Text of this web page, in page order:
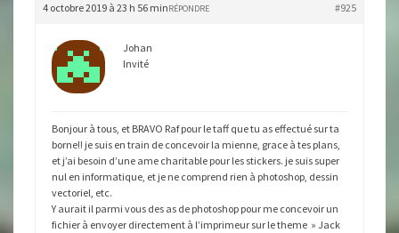
4 octobre 2019 à 23 h 56 min #925
RÉPONDRE
Johan
Invité
Bonjour à tous, et BRAVO Raf pour le taff que tu as effectué sur ta
borne!! je suis en train de concevoir la mienne, grace à tes plans,
et j’ai besoin d’une ame charitable pour les stickers. je suis super
nul en informatique, et je ne comprend rien à photoshop, dessin
vectoriel, etc.
Y aurait il parmi vous des as de photoshop pour me concevoir un
fichier à envoyer directement à l’imprimeur sur le theme » Jack